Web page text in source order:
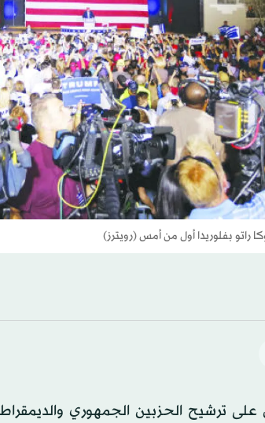
راتو بفلوريدا أول من أمس (رويترز)
ترشيح الحزبين الجمهوري